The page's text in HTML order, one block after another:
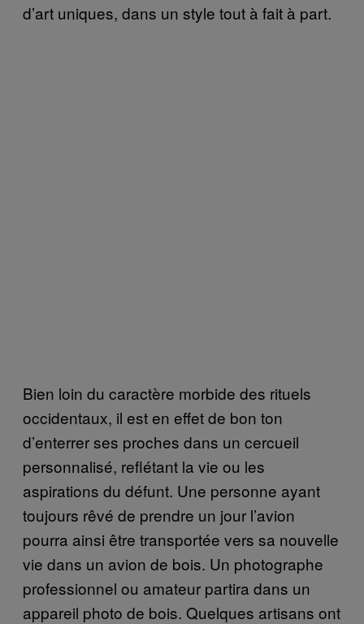
d’art uniques, dans un style tout à fait à part.
Bien loin du caractère morbide des rituels
occidentaux, il est en effet de bon ton
d’enterrer ses proches dans un cercueil
personnalisé, reflétant la vie ou les
aspirations du défunt. Une personne ayant
toujours rêvé de prendre un jour l’avion
pourra ainsi être transportée vers sa nouvelle
vie dans un avion de bois. Un photographe
professionnel ou amateur partira dans un
appareil photo de bois. Quelques artisans ont